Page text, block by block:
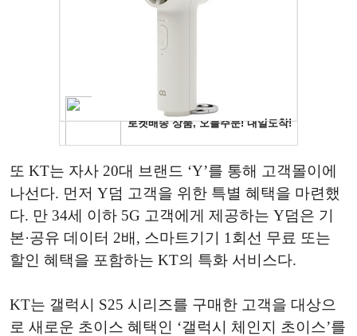
또 KT는 자사 20대 브랜드 ‘Y’를 통해 고객몰이에
나선다. 먼저 Y덤 고객을 위한 특별 혜택을 마련했
다. 만 34세 이하 5G 고객에게 제공하는 Y덤은 기
본·공유 데이터 2배, 스마트기기 1회선 무료 또는
할인 혜택을 포함하는 KT의 특화 서비스다.
KT는 갤럭시 S25 시리즈를 구매한 고객을 대상으
로 새로운 초이스 혜택인 ‘갤럭시 체인지 초이스’를